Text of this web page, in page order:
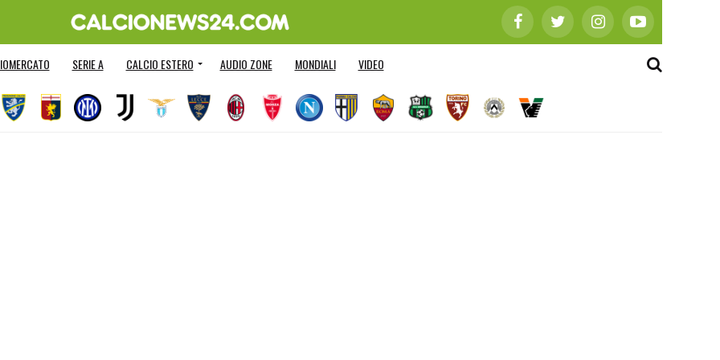
SERIE A CALCIO ESTERO AUDIO ZONE MONDIALI VIDEO